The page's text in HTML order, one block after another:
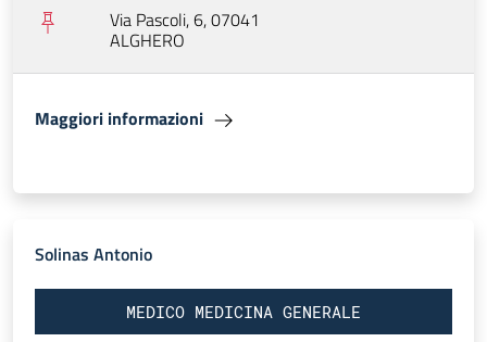
Via Pascoli, 6, 07041
ALGHERO
Maggiori informazioni
Solinas Antonio
MEDICO MEDICINA GENERALE